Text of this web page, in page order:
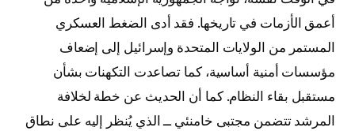
أعمق الأزمات في تاريخها. فقد أدى الضغط العسكري
المستمر من الولايات المتحدة وإسرائيل إلى إضعاف
مؤسسات أمنية أساسية، كما تصاعدت التكهنات بشأن
مستقبل بقاء النظام. كما أن الحديث عن خطة لخلافة
المرشد تتضمن مجتبى خامنئي ــ الذي يُنظر إليه على نطاق